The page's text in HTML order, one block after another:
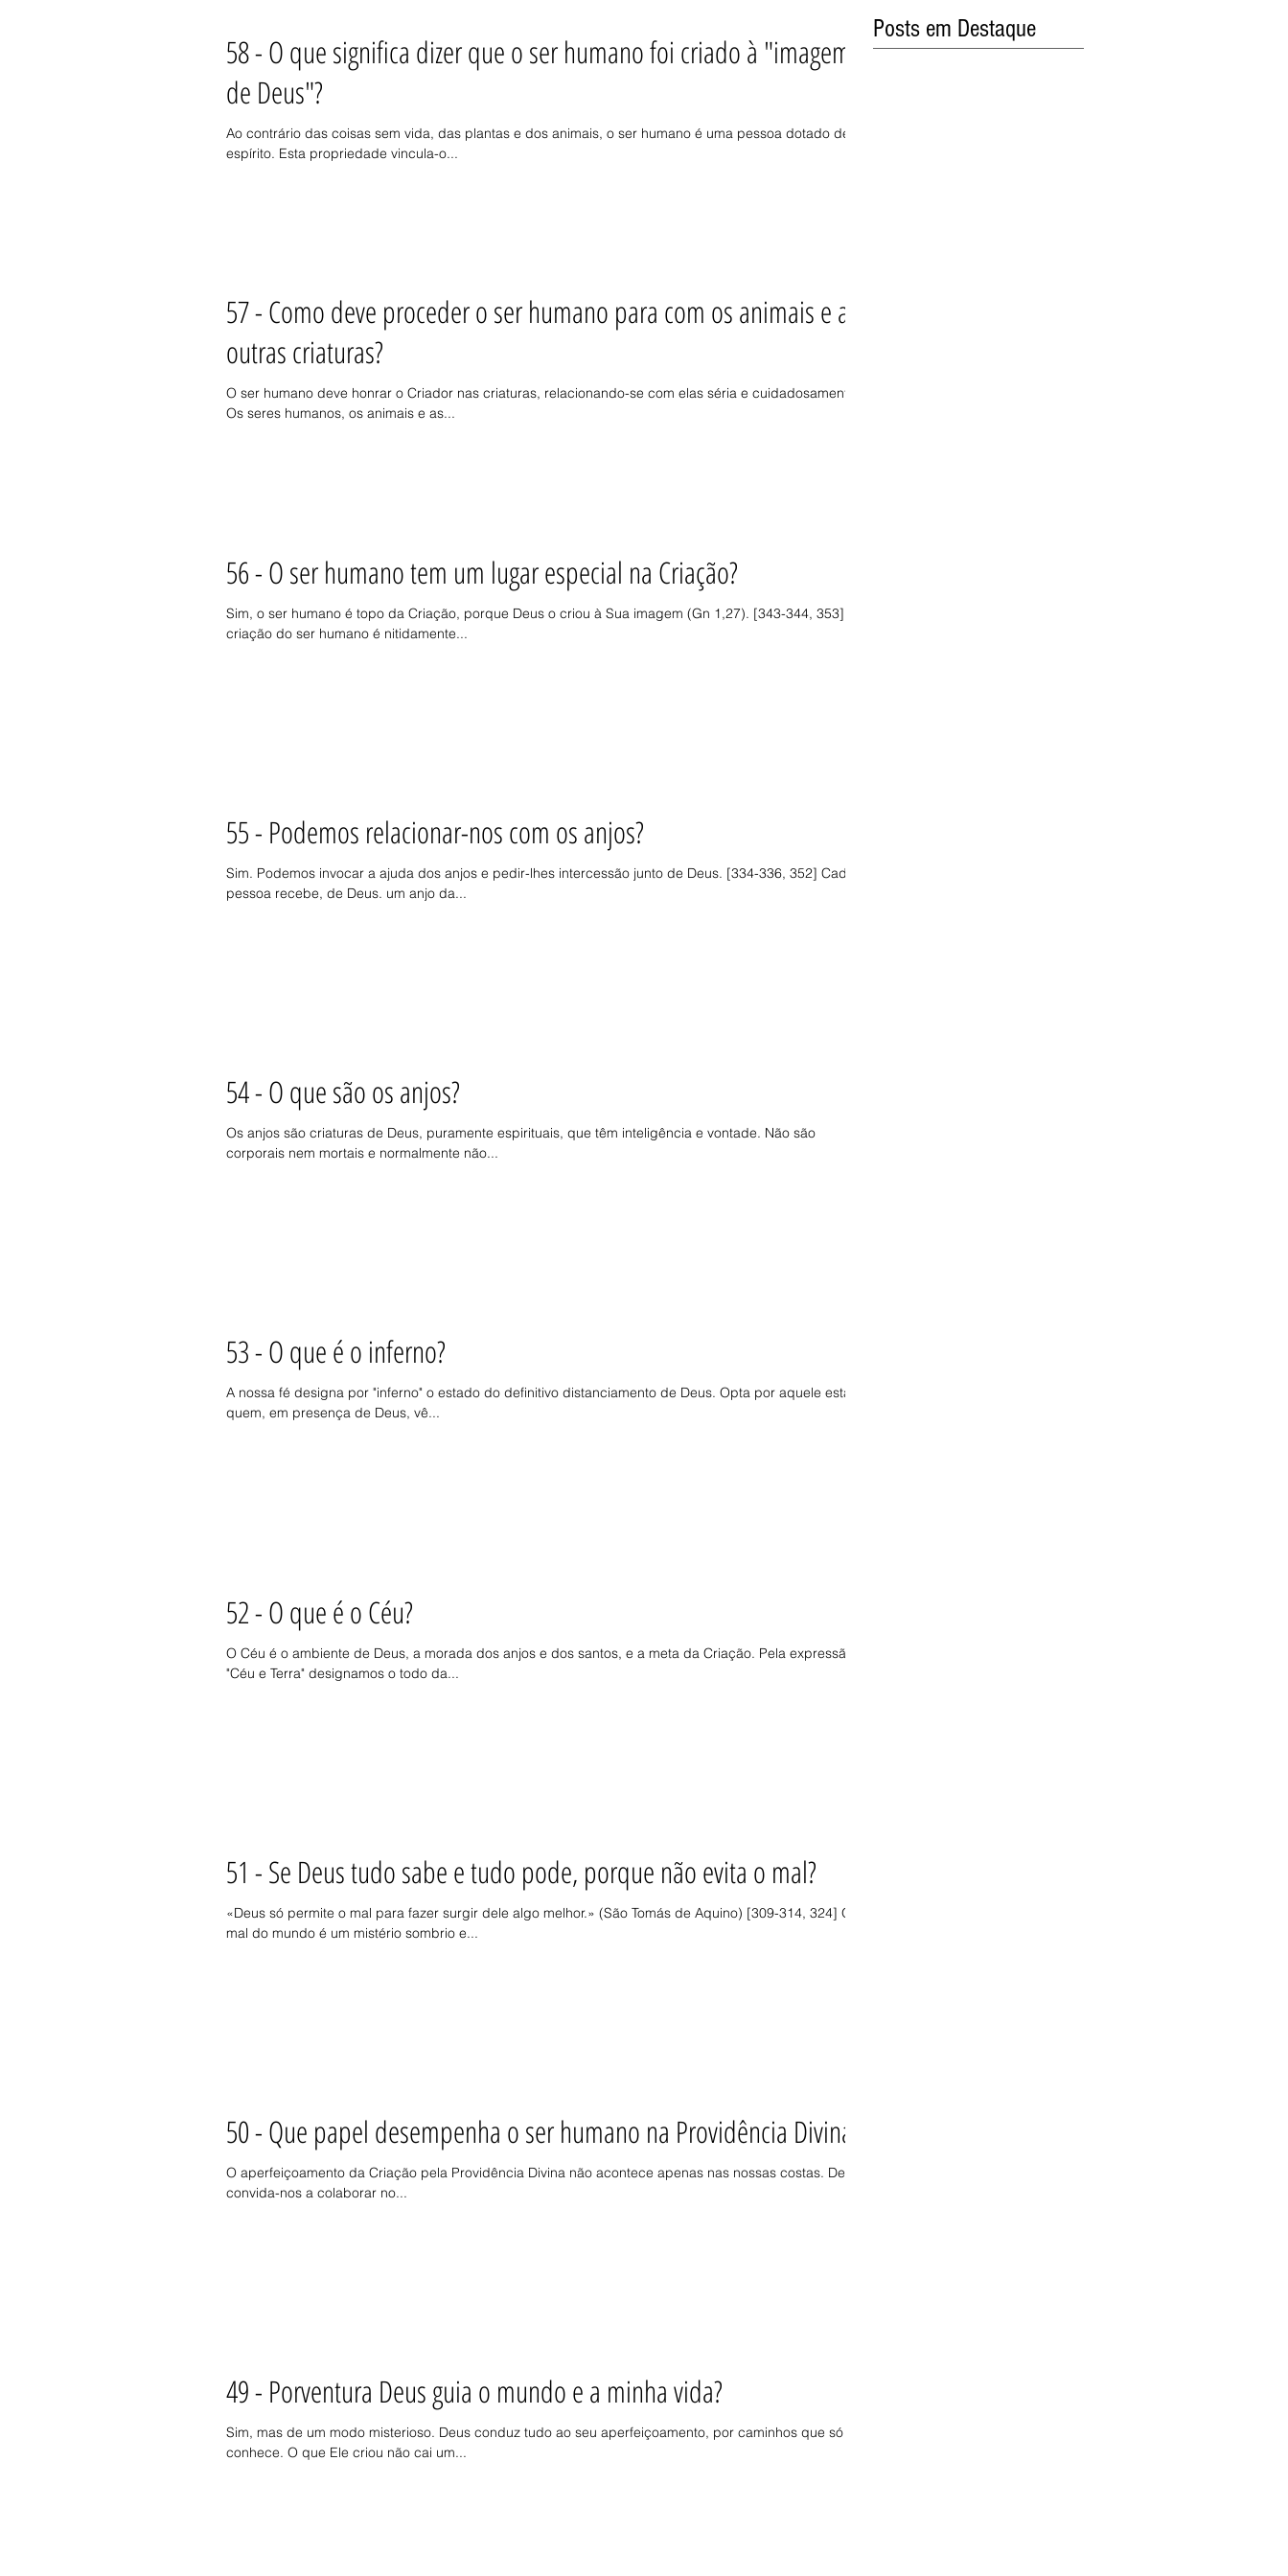
58 - O que significa dizer que o ser humano foi criado à "imagem
de Deus"?
Ao contrário das coisas sem vida, das plantas e dos animais, o ser humano é uma pessoa dotado de
espírito. Esta propriedade vincula-o...
57 - Como deve proceder o ser humano para com os animais e as
outras criaturas?
O ser humano deve honrar o Criador nas criaturas, relacionando-se com elas séria e cuidadosamente.
Os seres humanos, os animais e as...
56 - O ser humano tem um lugar especial na Criação?
Sim, o ser humano é topo da Criação, porque Deus o criou à Sua imagem (Gn 1,27). [343-344, 353] A
criação do ser humano é nitidamente...
55 - Podemos relacionar-nos com os anjos?
Sim. Podemos invocar a ajuda dos anjos e pedir-lhes intercessão junto de Deus. [334-336, 352] Cada
pessoa recebe, de Deus. um anjo da...
54 - O que são os anjos?
Os anjos são criaturas de Deus, puramente espirituais, que têm inteligência e vontade. Não são
corporais nem mortais e normalmente não...
53 - O que é o inferno?
A nossa fé designa por "inferno" o estado do definitivo distanciamento de Deus. Opta por aquele estado
quem, em presença de Deus, vê...
52 - O que é o Céu?
O Céu é o ambiente de Deus, a morada dos anjos e dos santos, e a meta da Criação. Pela expressão
"Céu e Terra" designamos o todo da...
51 - Se Deus tudo sabe e tudo pode, porque não evita o mal?
«Deus só permite o mal para fazer surgir dele algo melhor.» (São Tomás de Aquino) [309-314, 324] O
mal do mundo é um mistério sombrio e...
50 - Que papel desempenha o ser humano na Providência Divina?
O aperfeiçoamento da Criação pela Providência Divina não acontece apenas nas nossas costas. Deus
convida-nos a colaborar no...
49 - Porventura Deus guia o mundo e a minha vida?
Sim, mas de um modo misterioso. Deus conduz tudo ao seu aperfeiçoamento, por caminhos que só Ele
conhece. O que Ele criou não cai um...
Posts em Destaque